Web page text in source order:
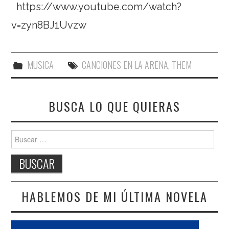
https://www.youtube.com/watch?
v=zyn8BJ1Uvzw
MUSICA CANCIONES EN LA ARENA, THEM
BUSCA LO QUE QUIERAS
Buscar:
HABLEMOS DE MI ÚLTIMA NOVELA